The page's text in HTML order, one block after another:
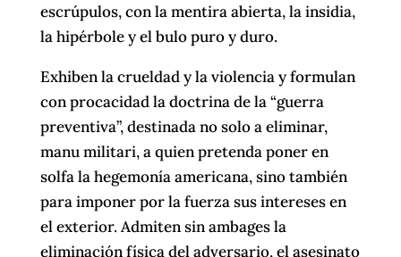
escrúpulos, con la mentira abierta, la insidia,
la hipérbole y el bulo puro y duro.
Exhiben la crueldad y la violencia y formulan
con procacidad la doctrina de la “guerra
preventiva”, destinada no solo a eliminar,
manu militari, a quien pretenda poner en
solfa la hegemonía americana, sino también
para imponer por la fuerza sus intereses en
el exterior. Admiten sin ambages la
eliminación física del adversario, el asesinato